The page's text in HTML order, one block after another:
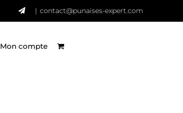
| contact@punaises-expert.com
Mon compte